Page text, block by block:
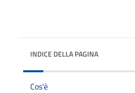
INDICE DELLA PAGINA
Cos'è